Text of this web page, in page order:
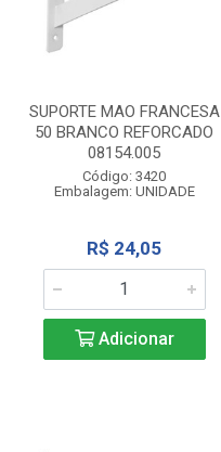
SUPORTE MAO FRANCESA
50 BRANCO REFORCADO
08154.005
Código: 3420
Embalagem: UNIDADE
R$ 24,05
Adicionar